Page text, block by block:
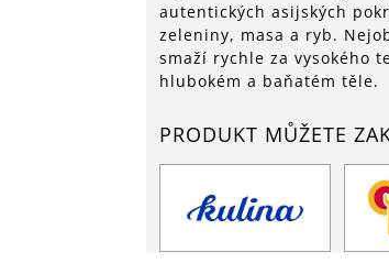
autentických asijských
zeleniny, masa a ryb.
smaží rychle za vysokého
hlubokém a baňatém těle.
PRODUKT MŮŽETE